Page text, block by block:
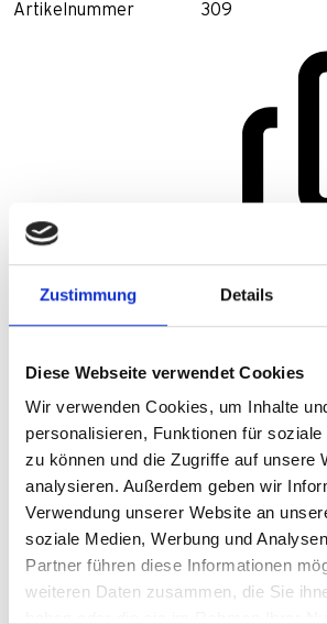
Zustimmung Details
Diese Webseite verwendet Cookies
Wir verwenden Cookies, um Inhalte
personalisieren, Funktionen für soziale
zu können und die Zugriffe auf unsere
analysieren. Außerdem geben wir
Verwendung unserer Website an
soziale Medien, Werbung und
Partner führen diese Informationen
weiteren Daten zusammen, die Sie
Artikelnummer 309